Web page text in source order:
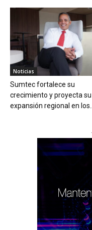
Noticias
Sumtec fortalece su
crecimiento y proyecta su
expansión regional en los...